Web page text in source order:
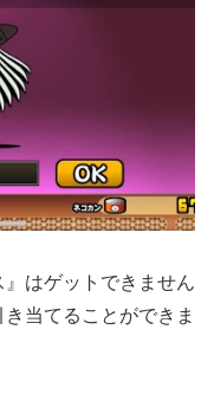
はゲットできません
当てることができま